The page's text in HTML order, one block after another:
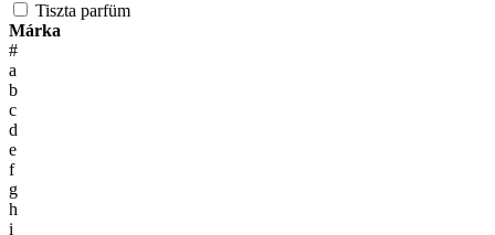
Tiszta parfüm
Márka
#
a
b
c
d
e
f
g
h
i